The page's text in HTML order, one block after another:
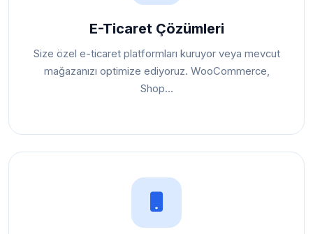
E-Ticaret Çözümleri
Size özel e-ticaret platformları kuruyor veya mevcut
mağazanızı optimize ediyoruz. WooCommerce,
Shop...